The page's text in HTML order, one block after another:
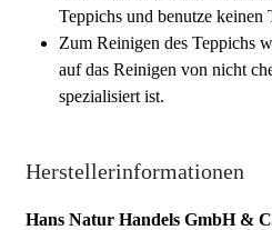
Teppichs und benutze keinen
Zum Reinigen des Teppichs
auf das Reinigen von nicht
spezialisiert ist.
Herstellerinformationen
Hans Natur Handels GmbH &